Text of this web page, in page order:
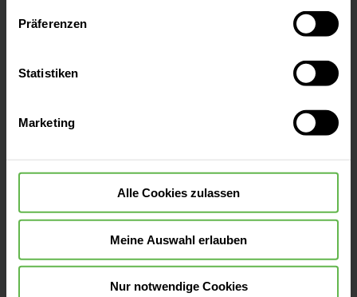
Es steht Ihnen frei, unsere Seite mit nur den notwendigen
Cookies zu benutzen, eine individuelle Auswahl
oder durch Auswahl von „Alle Cookies akzeptieren“ in die
widerrufen.
Präferenzen
Statistiken
Marketing
Alle Cookies zulassen
Meine Auswahl erlauben
Nur notwendige Cookies
Pressemitteilungen